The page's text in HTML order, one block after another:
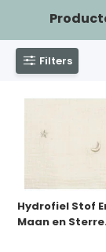
Filters
Hydrofiel Stof
Maan en